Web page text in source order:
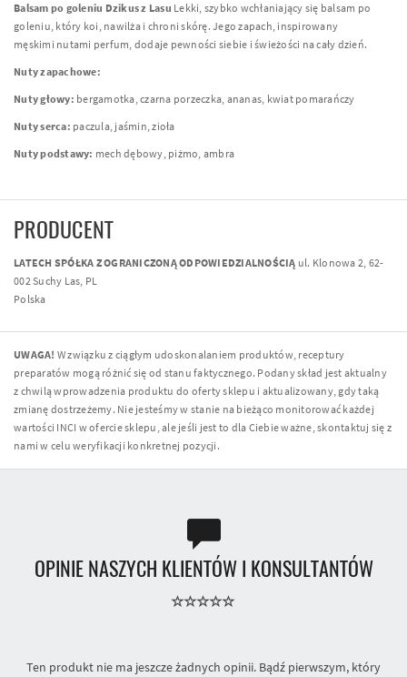
Balsam po goleniu Dzikus z Lasu Lekki, szybko wchłaniający się balsam po
goleniu, który koi, nawilża i chroni skórę. Jego zapach, inspirowany
męskimi nutami perfum, dodaje pewności siebie i świeżości na cały dzień.
Nuty zapachowe:
Nuty głowy: bergamotka, czarna porzeczka, ananas, kwiat pomarańczy
Nuty serca: paczula, jaśmin, zioła
Nuty podstawy: mech dębowy, piżmo, ambra
PRODUCENT
LATECH SPÓŁKA Z OGRANICZONĄ ODPOWIEDZIALNOŚCIĄ ul. Klonowa 2, 62-
002 Suchy Las, PL
Polska
UWAGA! W związku z ciągłym udoskonalaniem produktów, receptury
preparatów mogą różnić się od stanu faktycznego. Podany skład jest aktualny
z chwilą wprowadzenia produktu do oferty sklepu i aktualizowany, gdy taką
zmianę dostrzeżemy. Nie jesteśmy w stanie na bieżąco monitorować każdej
wartości INCI w ofercie sklepu, ale jeśli jest to dla Ciebie ważne, skontaktuj się z
nami w celu weryfikacji konkretnej pozycji.
OPINIE NASZYCH KLIENTÓW I KONSULTANTÓW
Ten produkt nie ma jeszcze żadnych opinii. Bądź pierwszym, który